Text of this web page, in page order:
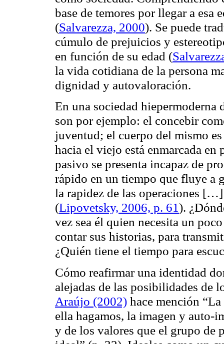
base de temores por llegar a esa
(Salvarezza, 2000). Se puede
cúmulo de prejuicios y
en función de su edad (
la vida cotidiana de la persona
dignidad y autovaloración.
En una sociedad hiepermoderna
son por ejemplo: el concebir
juventud; el cuerpo del mismo
hacia el viejo está enmarcada
pasivo se presenta incapaz de
rápido en un tiempo que fluye a
la rapidez de las operaciones
(Lipovetsky, 2006, p. 61).
vez sea él quien necesita un
contar sus historias, para
¿Quién tiene el tiempo para
Cómo reafirmar una identidad
alejadas de las posibilidades de
Araújo (2002) hace mención
ella hagamos, la imagen y auto-
y de los valores que el grupo de